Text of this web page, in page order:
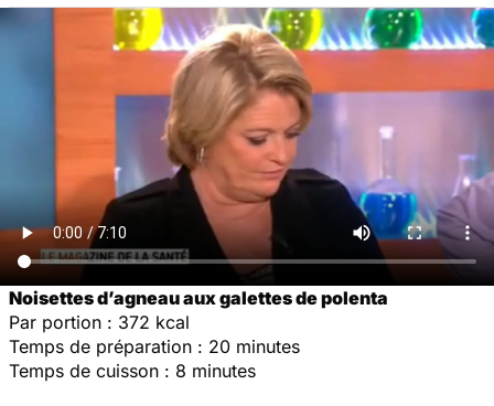
Noisettes d’agneau aux galettes de polenta
Par portion : 372 kcal
Temps de préparation : 20 minutes
Temps de cuisson : 8 minutes